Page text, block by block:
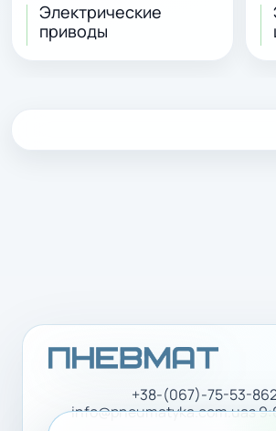
Электрические
приводы
+38-(067)-75-53-
info@pneumatyka.com.uaз